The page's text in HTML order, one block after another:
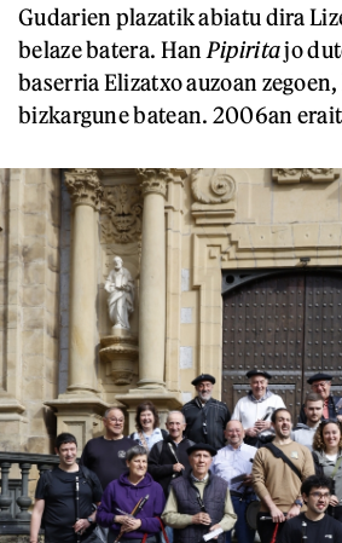
Gudarien plazatik abiatu dira
belaze batera. Han Pipiritajo
baserria Elizatxo auzoan
bizkargune batean. 2006an